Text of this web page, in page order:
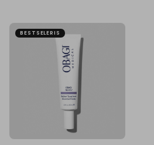
BESTSELERIS